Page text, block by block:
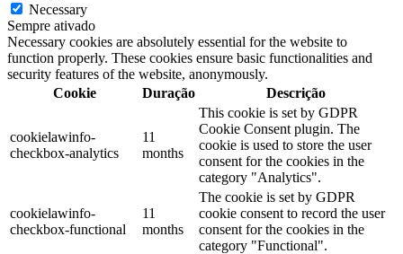
Necessary
Sempre ativado
Necessary cookies are absolutely essential for the website to
function properly. These cookies ensure basic functionalities and
security features of the website, anonymously.
Cookie
Duração Descrição
cookielawinfo-
checkbox-analytics
11
months
This cookie is set by GDPR
Cookie Consent plugin. The
cookie is used to store the user
consent for the cookies in the
category "Analytics".
cookielawinfo-
checkbox-functional
11
months
The cookie is set by GDPR
cookie consent to record the user
consent for the cookies in the
category "Functional".